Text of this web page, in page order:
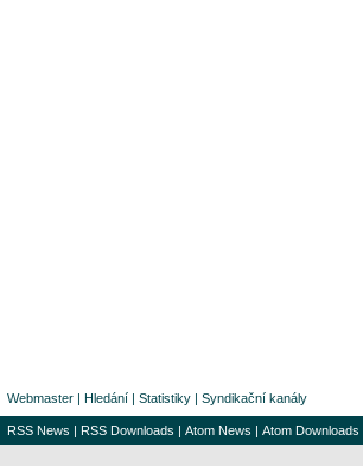
Webmaster | Hledání | Statistiky | Syndikační kanály
RSS News | RSS Downloads | Atom News | Atom Downloads